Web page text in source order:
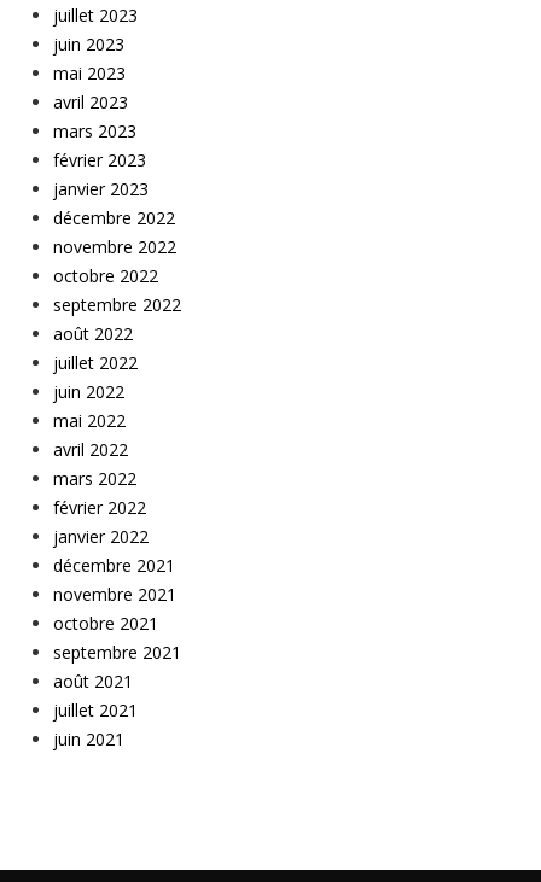
juillet 2023
juin 2023
mai 2023
avril 2023
mars 2023
février 2023
janvier 2023
décembre 2022
novembre 2022
octobre 2022
septembre 2022
août 2022
juillet 2022
juin 2022
mai 2022
avril 2022
mars 2022
février 2022
janvier 2022
décembre 2021
novembre 2021
octobre 2021
septembre 2021
août 2021
juillet 2021
juin 2021